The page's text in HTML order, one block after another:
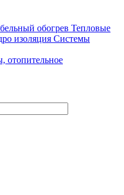
обогрев Тепловые
изоляция Системы